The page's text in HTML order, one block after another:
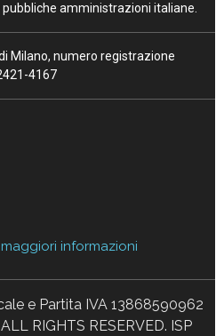
amministrazioni italiane.
Milano, numero registrazione
4167
informazioni
e Partita IVA 13868590962
RIGHTS RESERVED. ISP